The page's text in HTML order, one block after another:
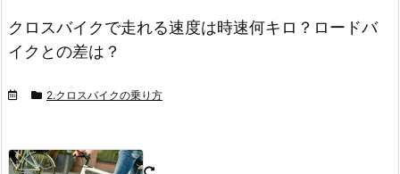
クロスバイクで走れる速度は時速何キロ？ロードバ
イクとの差は？
2.クロスバイクの乗り方